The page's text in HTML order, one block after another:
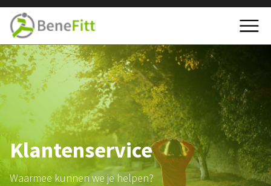
Klantenservice
Waarmee kunnen we je helpen?